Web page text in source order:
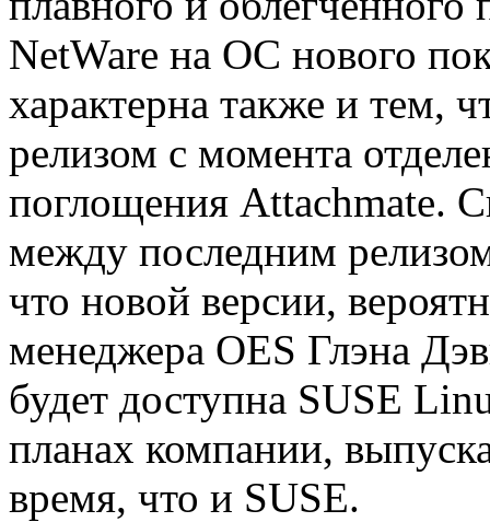
NetWare на ОС нового
характерна также и тем,
релизом с момента
поглощения Attachmate.
между последним
что новой версии,
менеджера OES Глэна
будет доступна SUSE
планах компании,
время, что и SUSE.